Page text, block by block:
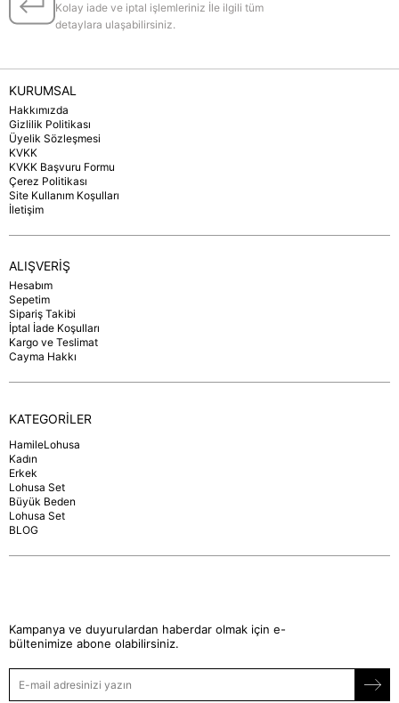
Kolay iade ve iptal işlemleriniz İle ilgili tüm
detaylara ulaşabilirsiniz.
KURUMSAL
Hakkımızda
Gizlilik Politikası
Üyelik Sözleşmesi
KVKK
KVKK Başvuru Formu
Çerez Politikası
Site Kullanım Koşulları
İletişim
ALIŞVERİŞ
Hesabım
Sepetim
Sipariş Takibi
İptal İade Koşulları
Kargo ve Teslimat
Cayma Hakkı
KATEGORİLER
HamileLohusa
Kadın
Erkek
Lohusa Set
Büyük Beden
Lohusa Set
BLOG
Kampanya ve duyurulardan haberdar olmak için e-
bültenimize abone olabilirsiniz.